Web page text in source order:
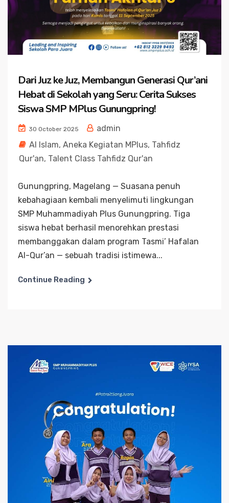
Dari Juz ke Juz, Membangun Generasi Qur’ani
Hebat di Sekolah yang Seru: Cerita Sukses
Siswa SMP MPlus Gunungpring!
30 October 2025
admin
Al Islam, Aneka Kegiatan MPlus, Tahfidz
Qur'an, Talent Class Tahfidz Qur'an
Gunungpring, Magelang — Suasana penuh
kebahagiaan kembali menyelimuti lingkungan
SMP Muhammadiyah Plus Gunungpring. Tiga
siswa hebat berhasil menorehkan prestasi
membanggakan dalam program Tasmi’ Hafalan
Al-Qur’an — sebuah tradisi istimewa...
Continue Reading